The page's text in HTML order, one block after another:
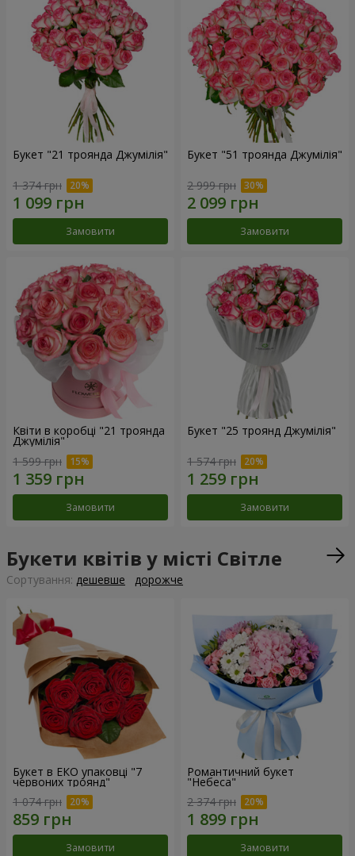
Букет "21 троянда Джумілія"
1 374 грн
Замовити
Букет "51 троянда Джумілія"
2 999 грн
Замовити
Квіти в коробці "21 троянда
Джумілія"
1 599 грн
Замовити
Букет "25 троянд Джумілія"
1 574 грн
Замовити
Букети квітів у місті Світле
Сортування: дешевше дорожче
Букет в ЕКО упаковці "7
червоних троянд"
1 074 грн
Замовити
Романтичний букет
"Небеса"
2 374 грн
Замовити